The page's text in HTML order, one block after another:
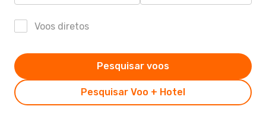
Voos diretos
Pesquisar Voo + Hotel
Pesquisar voos